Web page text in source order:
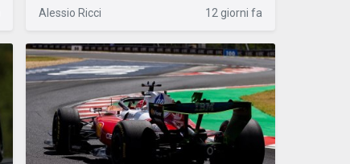
Alessio Ricci 12 giorni fa